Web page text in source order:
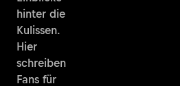
hinter die
Kulissen.
Hier
schreiben
Fans für